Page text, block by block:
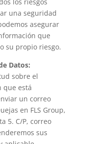
una seguridad
asegurar
que
su propio riesgo.
Datos:
sobre el
que está
un correo
en FLS Group,
5. C/P, correo
sus